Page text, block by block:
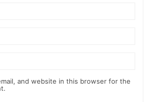
and website in this browser for the